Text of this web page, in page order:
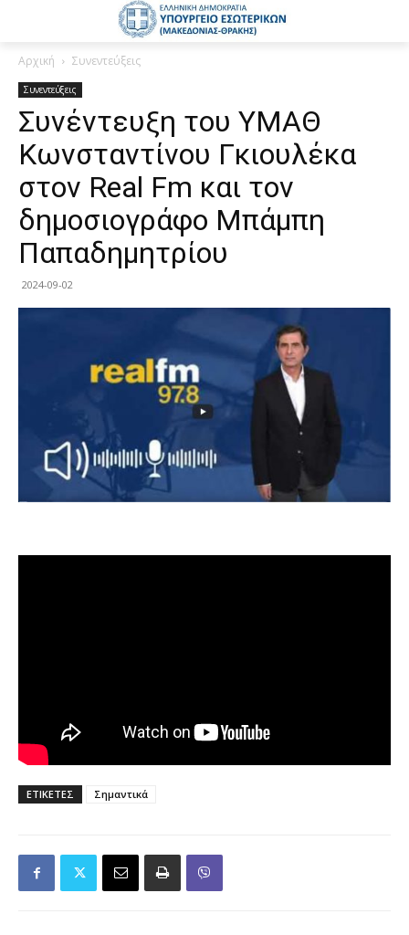
Αρχική Συνεντεύξεις
Συνεντεύξεις
Συνέντευξη του ΥΜΑΘ
Κωνσταντίνου Γκιουλέκα
στον Real Fm και τον
δημοσιογράφο Μπάμπη
Παπαδημητρίου
2024-09-02
ΕΤΙΚΕΤΕΣ Σημαντικά